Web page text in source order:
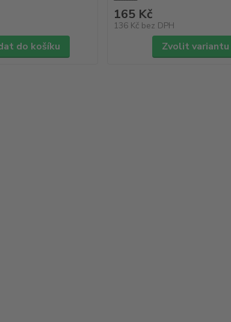
do košíku
165 Kč
136 Kč bez DPH
Zvolit variantu